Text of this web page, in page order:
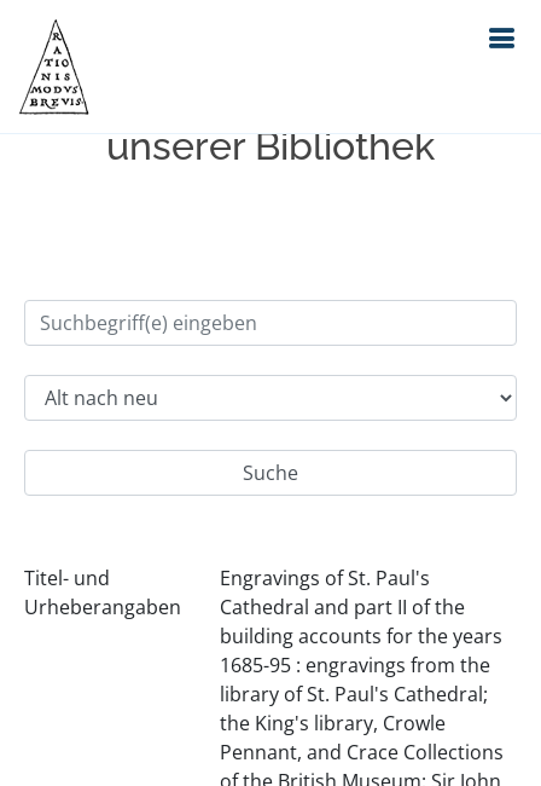
Einfache Suche im Bestand
unserer Bibliothek
Titel- und
Urheberangaben
Engravings of St. Paul's
Cathedral and part II of the
building accounts for the years
1685-95 : engravings from the
library of St. Paul's Cathedral;
the King's library, Crowle
Pennant, and Crace Collections